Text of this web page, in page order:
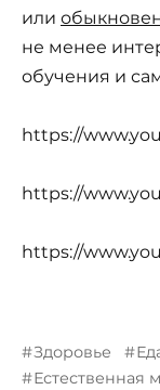
или
не менее
обучения и
https://
https://
https://
Здоровье
Естественная